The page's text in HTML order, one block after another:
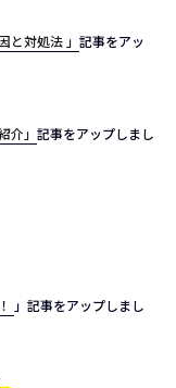
と対処法 」 記事をアッ
介」 記事をアップしまし
」記事をアップしまし